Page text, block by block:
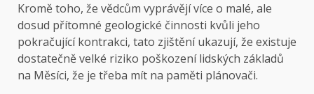
Kromě toho, že vědcům vyprávějí více o malé, ale
dosud přítomné geologické činnosti kvůli jeho
pokračující kontrakci, tato zjištění ukazují, že existuje
dostatečně velké riziko poškození lidských základů
na Měsíci, že je třeba mít na paměti plánovači.